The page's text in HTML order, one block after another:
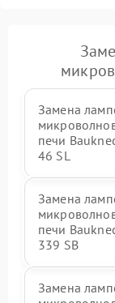
Замена
печи
46 SL
Замена
печи
339 SB
Замена